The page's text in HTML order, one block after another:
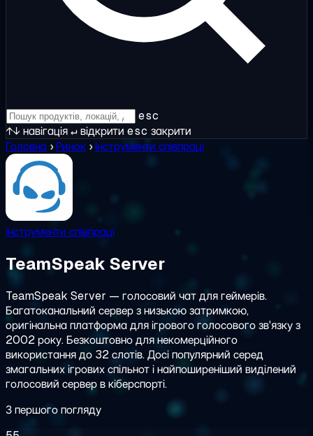
esc
↑↓ навігація↵відкрити esc закрити
Головна ›Ринок ›Інструменти співпраці
Інструменти співпраці
TeamSpeak Server
TeamSpeak Server — голосовий чат для геймерів.
Багатоканальний сервер з низькою затримкою,
оригінальна платформа для ігрового голосового зв'язку з
2002 року. Безкоштовно для некомерційного
використання до 32 слотів. Досі популярний серед
змагальних ігрових спільнот і найпоширеніший виділений
голосовий сервер в кіберспорті.
З першого погляду